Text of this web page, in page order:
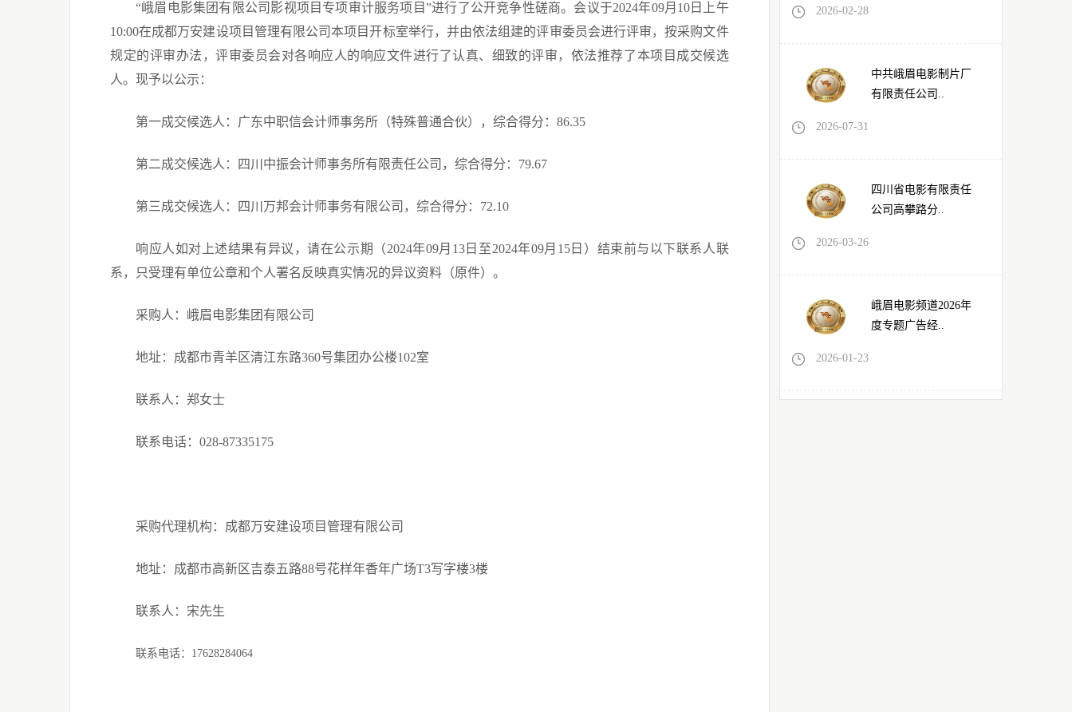
2026-02-28
中共峨眉电影制片厂
有限责任公司..
2026-07-31
四川省电影有限责任
公司高攀路分..
2026-03-26
峨眉电影频道2026年
度专题广告经..
2026-01-23
“峨眉电影集团有限公司影视项目专项审计服务项目”进行了公开竞争性磋商。会议于2024年09月 10日上午
10:00在成都万安建设项目管理有限公司本项目开标室举行，并由依法组建的评审委员会进行评审，按采购文件
规定的评审办法，评审委员会对各响应 人的 响应文件进行了认真、细致的评审，依法推荐了本项目 成交候选
人。现予以公示：
第一成交候选人：广东中职信会计师事务所（特殊普通合伙），综合得分： 86.35
第二成交候选人：四川中振会计师事务所有限责任公司，综合得分： 79.67
第三成交候选人：四川万邦会计师事务有限公司，综合得分： 72.10
响应人如对上述结果有异议，请在公示期（2024年09月 13日至2024年09月 15日）结束前与以下联系人联
系，只受理有单位公章和个人署名反映真实情况的异议资料（原件）。
采购人：峨眉电影集团有限公司
地址：成都市青羊区清江东路360号集团办公楼102室
联系人： 郑女士
联系电话： 028-87335175
采购代理机构：成都万安建设项目管理有限公司
地址： 成都市高新区吉泰五路88号花样年香年广场T3写字楼3楼
联系人： 宋先生
联系电话： 17628284064